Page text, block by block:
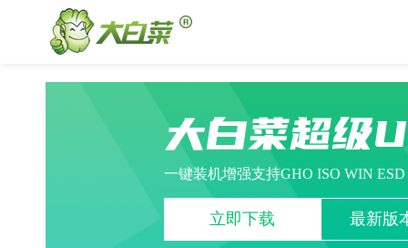
大白菜超级
一键装机增强支持GHO ISO WIN
立即下载 最新版